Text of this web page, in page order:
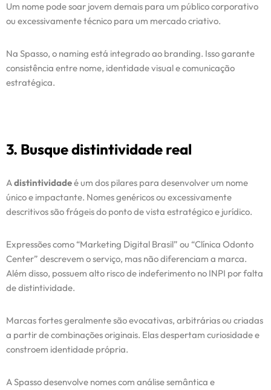
Um nome pode soar jovem demais para um público corporativo
ou excessivamente técnico para um mercado criativo.
Na Spasso, o naming está integrado ao branding. Isso garante
consistência entre nome, identidade visual e comunicação
estratégica.
3. Busque distintividade real
Adistintividadeé um dos pilares para desenvolver um nome
único e impactante. Nomes genéricos ou excessivamente
descritivos são frágeis do ponto de vista estratégico e jurídico.
Expressões como “Marketing Digital Brasil” ou “Clínica Odonto
Center” descrevem o serviço, mas não diferenciam a marca.
Além disso, possuem alto risco de indeferimento no INPI por falta
de distintividade.
Marcas fortes geralmente são evocativas, arbitrárias ou criadas
a partir de combinações originais. Elas despertam curiosidade e
constroem identidade própria.
A Spasso desenvolve nomes com análise semântica e